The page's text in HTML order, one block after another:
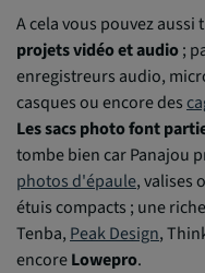
A cela vous pouvez aussi
projets vidéo et audio;
enregistreurs audio,
casques ou encore des
Les sacs photo font
tombe bien car Panajou
photos d'épaule, valises
étuis compacts ; une
Tenba, Peak Design,
encoreLowepro.